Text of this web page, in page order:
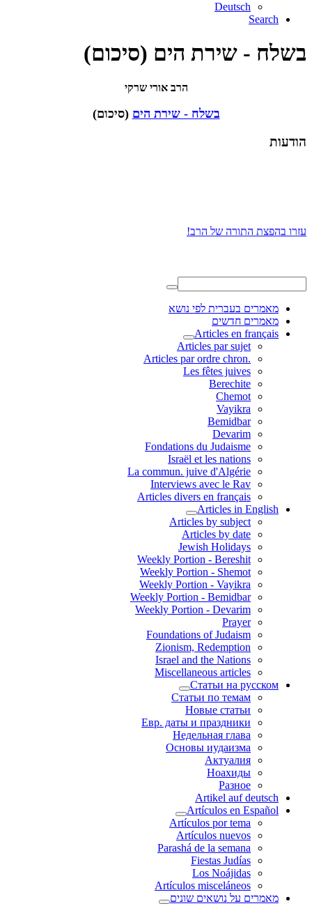
Deutsch
Search
בשלח - שירת הים (סיכום)
הרב אורי שרקי
בשלח - שירת הים (סיכום)
הודעות
עזרו בהפצת התורה של הרב!
מאמרים בעברית לפי נושא
מאמרים חדשים
Articles en français
Articles par sujet
.Articles par ordre chron
Les fêtes juives
Berechite
Chemot
Vayikra
Bemidbar
Devarim
Fondations du Judaisme
Israël et les nations
La commun. juive d'Algérie
Interviews avec le Rav
Articles divers en français
Articles in English
Articles by subject
Articles by date
Jewish Holidays
Weekly Portion - Bereshit
Weekly Portion - Shemot
Weekly Portion - Vayikra
Weekly Portion - Bemidbar
Weekly Portion - Devarim
Prayer
Foundations of Judaism
Zionism, Redemption
Israel and the Nations
Miscellaneous articles
Статьи на русском
Статьи по темам
Новые статьи
Евр. даты и праздники
Недельная глава
Основы иудаизма
Актуалия
Ноахиды
Разное
Artikel auf deutsch
Artículos en Español
Artículos por tema
Artículos nuevos
Parashá de la semana
Fiestas Judías
Los Noájidas
Artículos misceláneos
מאמרים על נושאים שונים